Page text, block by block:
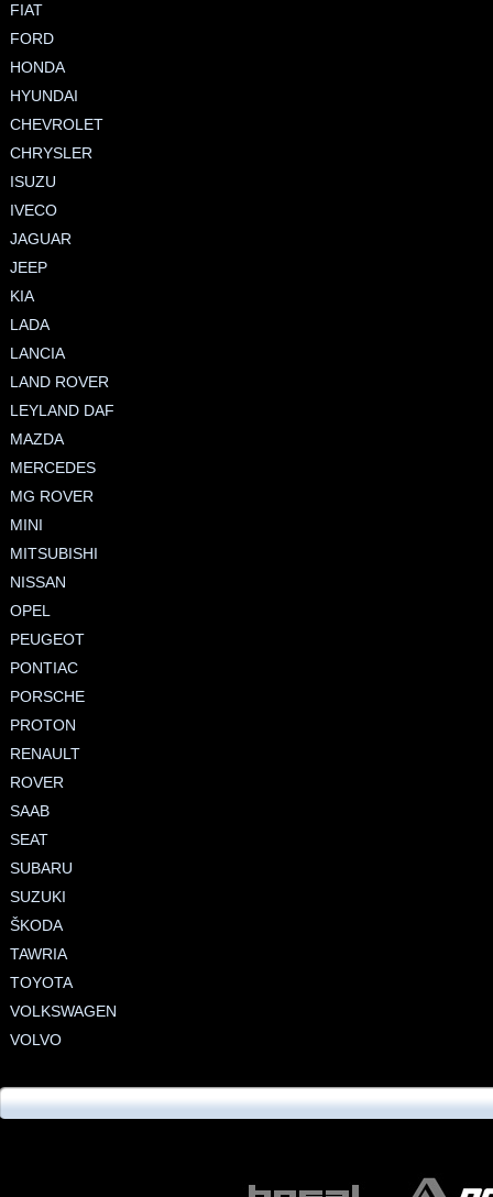
FIAT
FORD
HONDA
HYUNDAI
CHEVROLET
CHRYSLER
ISUZU
IVECO
JAGUAR
JEEP
KIA
LADA
LANCIA
LAND ROVER
LEYLAND DAF
MAZDA
MERCEDES
MG ROVER
MINI
MITSUBISHI
NISSAN
OPEL
PEUGEOT
PONTIAC
PORSCHE
PROTON
RENAULT
ROVER
SAAB
SEAT
SUBARU
SUZUKI
ŠKODA
TAWRIA
TOYOTA
VOLKSWAGEN
VOLVO